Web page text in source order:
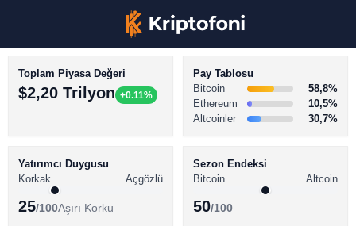
BİTCOİN HABERLERİ
ALTCOİN HABERLERİ
Toplam Piyasa Değeri
$2,20 Trilyon +0.11%
Pay Tablosu
Bitcoin
58,8%
Ethereum
10,5%
Altcoinler
30,7%
Yatırımcı Duygusu
Korkak
Açgözlü
25/100Aşırı Korku
Sezon Endeksi
Bitcoin
Altcoin
50/100